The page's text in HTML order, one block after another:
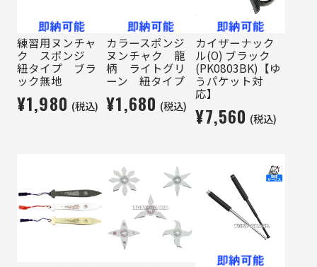
練習用ヌンチャ
ク スポンジ
紐タイプ ブラ
ック無地
¥1,980 (税込)
カラースポンジ
ヌンチャク 龍
柄 ライトグリ
ーン 紐タイプ
¥1,680 (税込)
カイザーナック
ル(O) ブラック
(PK0803BK)【ゆ
うパケット対
応】
¥7,560 (税込)